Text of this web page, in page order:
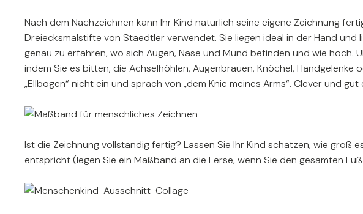
Nach dem Nachzeichnen kann Ihr Kind natürlich seine eigene Zeichnung
Dreiecksmalstifte von Staedtlerverwendet. Sie liegen ideal in der Hand und
genau zu erfahren, wo sich Augen, Nase und Mund befinden und wie hoch.
indem Sie es bitten, die Achselhöhlen, Augenbrauen, Knöchel,
„Ellbogen“ nicht ein und sprach von „dem Knie meines Arms“. Clever und
Ist die Zeichnung vollständig fertig? Lassen Sie Ihr Kind schätzen, wie groß
entspricht (legen Sie ein Maßband an die Ferse, wenn Sie den gesamten